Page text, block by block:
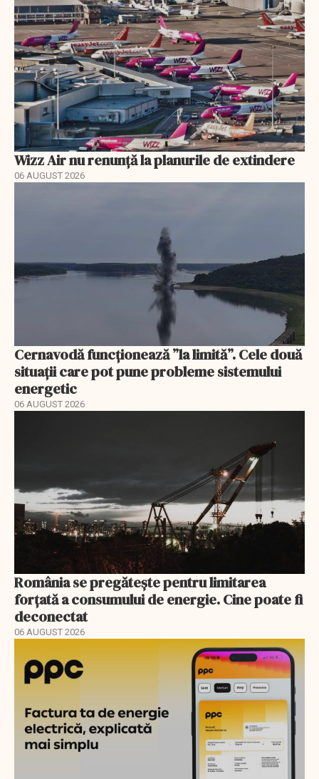
Wizz Air nu renunță la planurile de extindere
06 AUGUST 2026
Cernavodă funcționează ”la limită”. Cele două
situații care pot pune probleme sistemului
energetic
06 AUGUST 2026
România se pregătește pentru limitarea
forțată a consumului de energie. Cine poate fi
deconectat
06 AUGUST 2026